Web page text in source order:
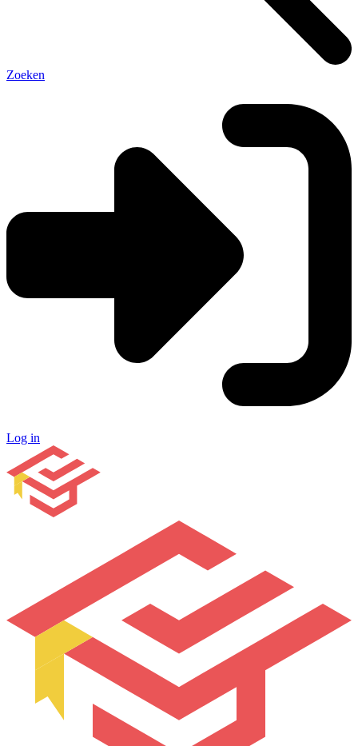
Zoeken
Log in